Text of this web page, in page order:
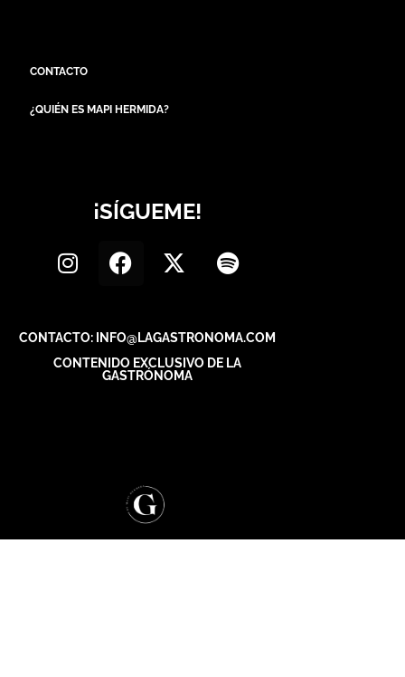
CONTACTO
¿QUIÉN ES MAPI HERMIDA?
¡SÍGUEME!
CONTACTO: INFO@LAGASTRONOMA.COM
CONTENIDO EXCLUSIVO DE LA
GASTRÓNOMA